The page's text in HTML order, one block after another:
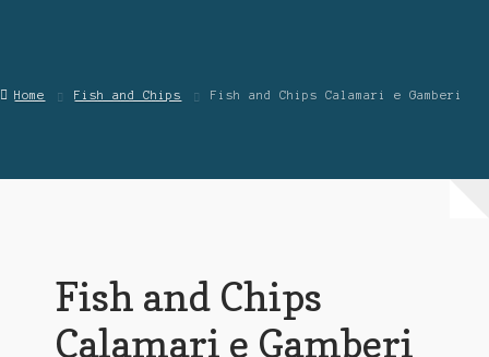
Home Fish and Chips Fish and Chips Calamari e Gamberi
Fish and Chips
Calamari e Gamberi